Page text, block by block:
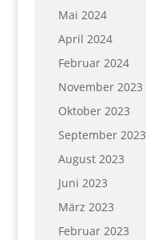
Mai 2024
April 2024
Februar 2024
November 2023
Oktober 2023
September 2023
August 2023
Juni 2023
März 2023
Februar 2023